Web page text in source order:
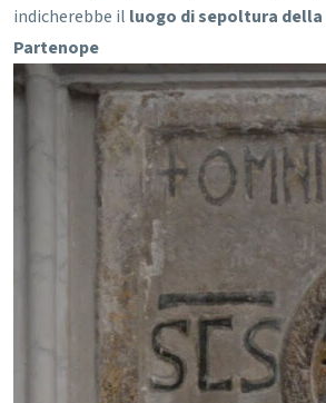
indicherebbe il luogo di sepoltura della
Partenope